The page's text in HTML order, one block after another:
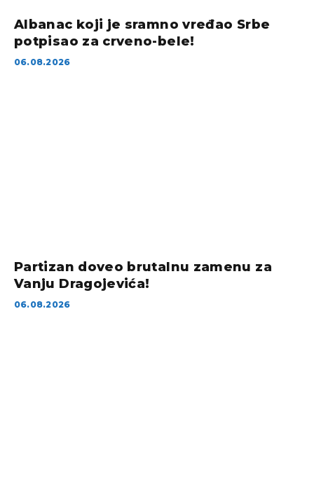
Albanac koji je sramno vređao Srbe
potpisao za crveno-bele!
06.08.2026
Partizan doveo brutalnu zamenu za
Vanju Dragojevića!
06.08.2026